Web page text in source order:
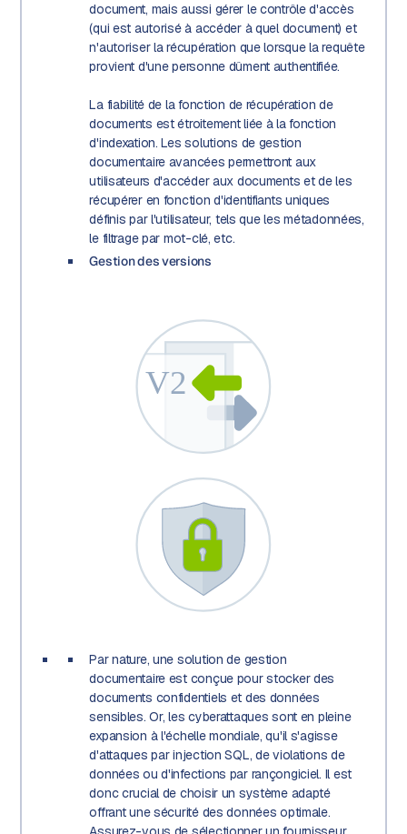
document, mais aussi gérer le contrôle d'accès
(qui est autorisé à accéder à quel document) et
n'autoriser la récupération que lorsque la requête
provient d'une personne dûment authentifiée.
La fiabilité de la fonction de récupération de
documents est étroitement liée à la fonction
d'indexation. Les solutions de gestion
documentaire avancées permettront aux
utilisateurs d'accéder aux documents et de les
récupérer en fonction d'identifiants uniques
définis par l'utilisateur, tels que les métadonnées,
le filtrage par mot-clé, etc.
Gestion des versions
Par nature, une solution de gestion
documentaire est conçue pour stocker des
documents confidentiels et des données
sensibles. Or, les cyberattaques sont en pleine
expansion à l'échelle mondiale, qu'il s'agisse
d'attaques par injection SQL, de violations de
données ou d'infections par rançongiciel. Il est
donc crucial de choisir un système adapté
offrant une sécurité des données optimale.